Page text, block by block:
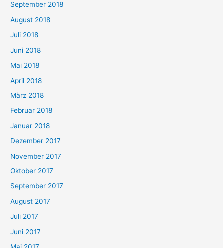
September 2018
August 2018
Juli 2018
Juni 2018
Mai 2018
April 2018
März 2018
Februar 2018
Januar 2018
Dezember 2017
November 2017
Oktober 2017
September 2017
August 2017
Juli 2017
Juni 2017